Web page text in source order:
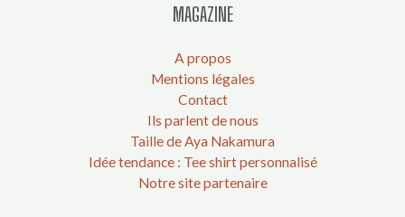
MAGAZINE
A propos
Mentions légales
Contact
Ils parlent de nous
Taille de Aya Nakamura
Idée tendance : Tee shirt personnalisé
Notre site partenaire